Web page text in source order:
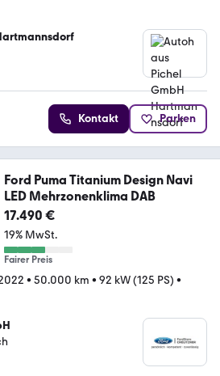
Kontakt Parken
Ford Puma Titanium Design Navi
LED Mehrzonenklima DAB
17.490 €
19% MwSt.
Fairer Preis
• 50.000 km • 92 kW (125 PS) •